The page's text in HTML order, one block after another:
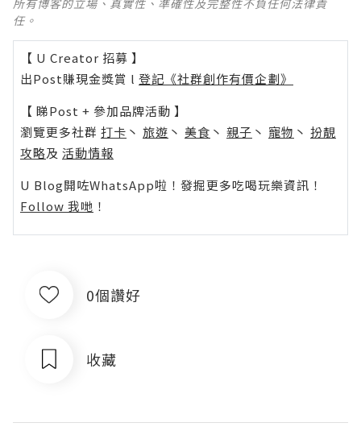
所有博客的立場、真實性、準確性及完整性不負任何法律責
任。
【 U Creator 招募 】
出Post賺現金獎賞 l 登記《社群創作有價企劃》
【 睇Post + 參加品牌活動 】
瀏覽更多社群 打卡 丶 旅遊 丶 美食 丶 親子 丶 寵物 丶 扮靚
攻略及 活動情報
U Blog開咗WhatsApp啦！發掘更多吃喝玩樂資訊！
Follow 我哋 ！
0個讚好
收藏